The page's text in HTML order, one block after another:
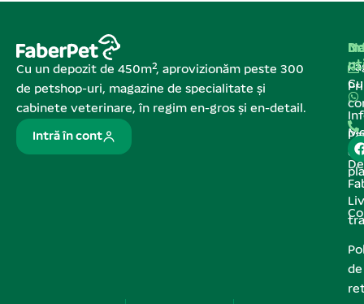
Cu un depozit de 450m², aprovizionăm peste 300
de petshop-uri, magazine de specialitate și
cabinete veterinare, în regim en-gros și en-detail.
Intră în cont
de
de